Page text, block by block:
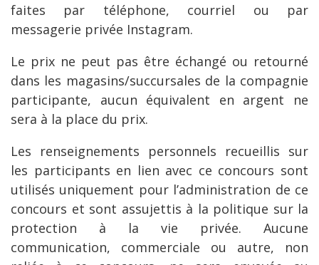
faites par téléphone, courriel ou par
messagerie privée Instagram.
Le prix ne peut pas être échangé ou retourné
dans les magasins/succursales de la compagnie
participante, aucun équivalent en argent ne
sera à la place du prix.
Les renseignements personnels recueillis sur
les participants en lien avec ce concours sont
utilisés uniquement pour l’administration de ce
concours et sont assujettis à la politique sur la
protection à la vie privée. Aucune
communication, commerciale ou autre, non